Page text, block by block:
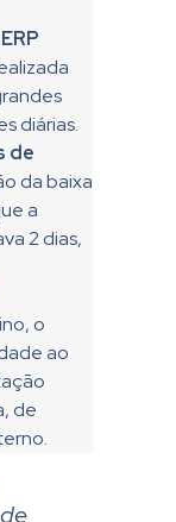
diárias.
de
da baixa
a
2 dias,
o
ao
de